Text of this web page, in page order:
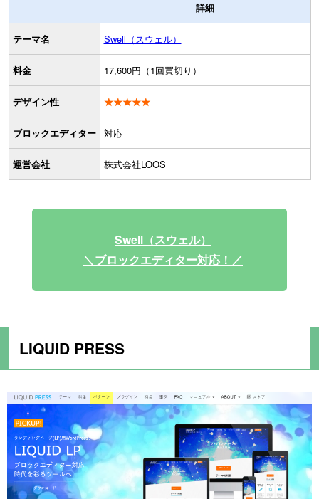
詳細
テーマ名 Swell（スウェル）
料金 17,600円（1回買切り）
デザイン性 ★★★★★
ブロックエディター 対応
運営会社 株式会社LOOS
Swell（スウェル）
＼ブロックエディター対応！／
LIQUID PRESS